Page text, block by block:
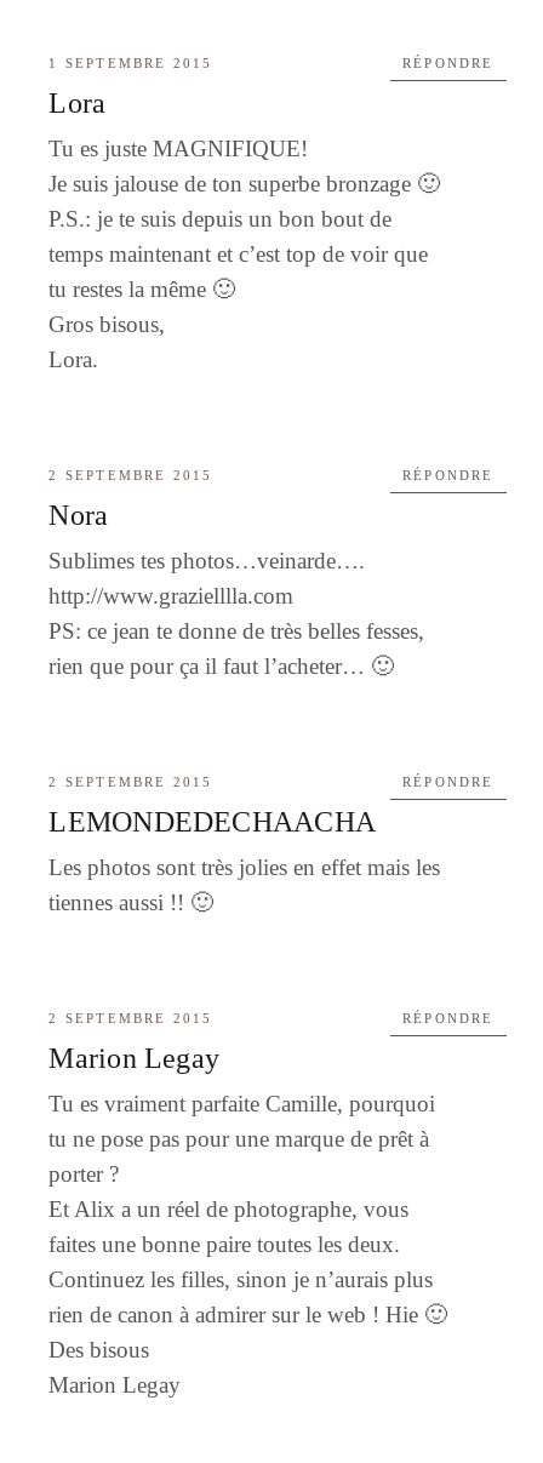
1 SEPTEMBRE 2015
Lora
Tu es juste MAGNIFIQUE!
Je suis jalouse de ton superbe bronzage 🙂
P.S.: je te suis depuis un bon bout de
temps maintenant et c’est top de voir que
tu restes la même 🙂
Gros bisous,
Lora.
RÉPONDRE
2 SEPTEMBRE 2015
Nora
Sublimes tes photos…veinarde….
http://www.grazielllla.com
PS: ce jean te donne de très belles fesses,
rien que pour ça il faut l’acheter… 🙂
RÉPONDRE
2 SEPTEMBRE 2015
LEMONDEDECHAACHA
Les photos sont très jolies en effet mais les
tiennes aussi !! 🙂
RÉPONDRE
2 SEPTEMBRE 2015
Marion Legay
Tu es vraiment parfaite Camille, pourquoi
tu ne pose pas pour une marque de prêt à
porter ?
Et Alix a un réel de photographe, vous
faites une bonne paire toutes les deux.
Continuez les filles, sinon je n’aurais plus
rien de canon à admirer sur le web ! Hie 🙂
Des bisous
Marion Legay
RÉPONDRE